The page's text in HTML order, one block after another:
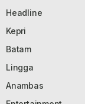
Headline
Kepri
Batam
Lingga
Anambas